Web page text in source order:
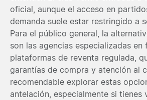
oficial, aunque el acceso en
demanda suele estar restringido a
Para el público general, la
son las agencias especializadas
plataformas de reventa regulada,
garantías de compra y atención al
recomendable explorar estas
antelación, especialmente si tienes